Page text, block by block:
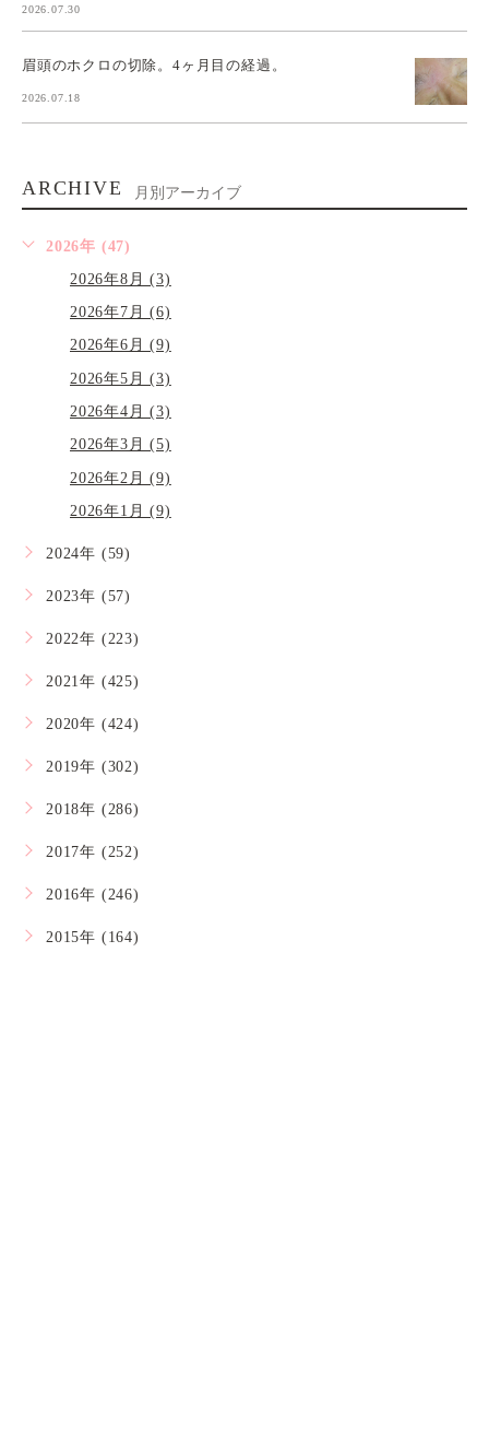
2026.07.30
眉頭のホクロの切除。4ヶ月目の経過。
2026.07.18
ARCHIVE 月別アーカイブ
2026年 (47)
2026年8月 (3)
2026年7月 (6)
2026年6月 (9)
2026年5月 (3)
2026年4月 (3)
2026年3月 (5)
2026年2月 (9)
2026年1月 (9)
2024年 (59)
2023年 (57)
2022年 (223)
2021年 (425)
2020年 (424)
2019年 (302)
2018年 (286)
2017年 (252)
2016年 (246)
2015年 (164)